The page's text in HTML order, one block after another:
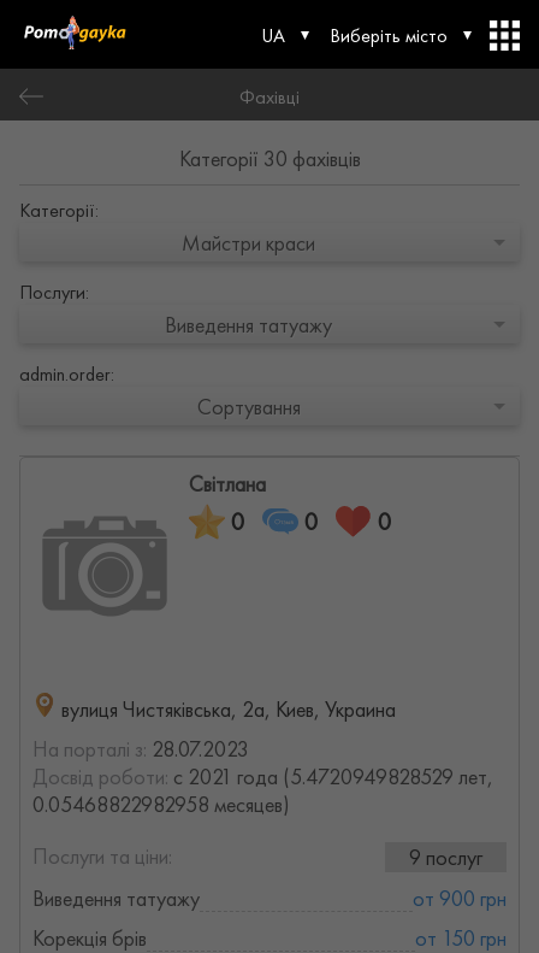
UA Виберіть місто
Фахівці
Категорії 30 фахівців
Категорії:
Майстри краси
Послуги:
Виведення татуажу
admin.order:
Сортування
Світлана
0 0 0
вулиця Чистяківська, 2а, Киев, Украина
На порталі з: 28.07.2023
Досвід роботи: с 2021 года (5.4720949828529 лет,
0.05468822982958 месяцев)
Послуги та ціни:
9 послуг
Виведення татуажу
от 900 грн
Корекція брів
от 150 грн